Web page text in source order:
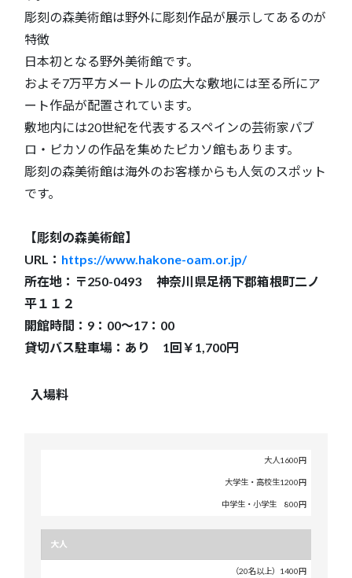
彫刻の森美術館は野外に彫刻作品が展示してあるのが
特徴
日本初となる野外美術館です。
およそ7万平方メートルの広大な敷地には至る所にア
ート作品が配置されています。
敷地内には20世紀を代表するスペインの芸術家パブ
ロ・ピカソの作品を集めたピカソ館もあります。
彫刻の森美術館は海外のお客様からも人気のスポット
です。
【彫刻の森美術館】
URL： https://www.hakone-oam.or.jp/
所在地：〒250-0493 神奈川県足柄下郡箱根町二ノ
平１１２
開館時間：9：00～17：00
貸切バス駐車場：あり 1回￥1,700円
入場料
大人1600円
大学生・高校生1200円
中学生・小学生 800円
一
大人
（20名以上）1400円